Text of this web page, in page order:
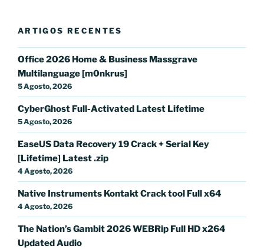
ARTIGOS RECENTES
Office 2026 Home & Business Massgrave
Multilanguage [m0nkrus]
5 Agosto, 2026
CyberGhost Full-Activated Latest Lifetime
5 Agosto, 2026
EaseUS Data Recovery 19 Crack + Serial Key
[Lifetime] Latest .zip
4 Agosto, 2026
Native Instruments Kontakt Crack tool Full x64
4 Agosto, 2026
The Nation’s Gambit 2026 WEBRip Full HD x264
Updated Audio